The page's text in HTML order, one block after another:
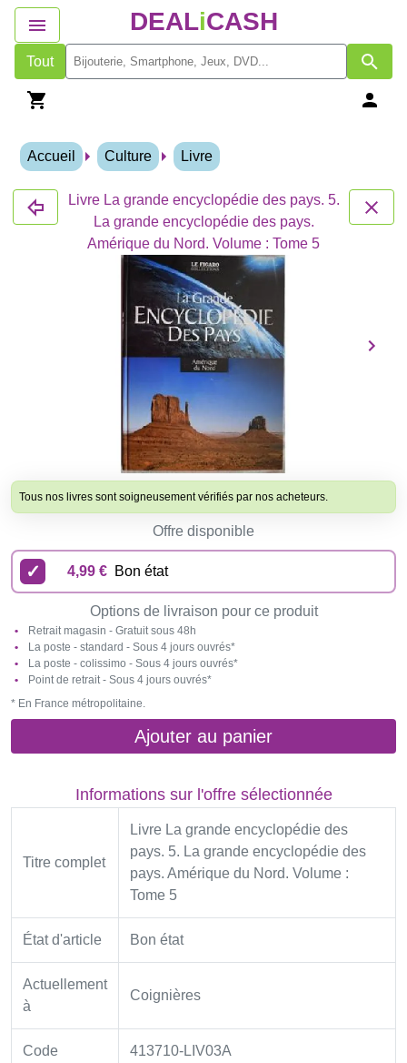
DEALiCASH
Tout
Accueil Culture Livre
Livre La grande encyclopédie des pays. 5.
La grande encyclopédie des pays.
Amérique du Nord. Volume : Tome 5
Tous nos livres sont soigneusement vérifiés par nos acheteurs.
Offre disponible
4,99 € Bon état
Options de livraison pour ce produit
Retrait magasin - Gratuit sous 48h
La poste - standard - Sous 4 jours ouvrés*
La poste - colissimo - Sous 4 jours ouvrés*
Point de retrait - Sous 4 jours ouvrés*
* En France métropolitaine.
Ajouter au panier
Informations sur l'offre sélectionnée
Titre complet
Livre La grande encyclopédie des
pays. 5. La grande encyclopédie des
pays. Amérique du Nord. Volume :
Tome 5
État d'article Bon état
Actuellement
à
Coignières
Code 413710-LIV03A